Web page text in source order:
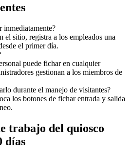
inmediatamente?
el sitio, registra a los empleados una
el primer día.
puede fichar en cualquier
gestionan a los miembros de
durante el manejo de visitantes?
los botones de fichar entrada y salida
trabajo del quiosco
días